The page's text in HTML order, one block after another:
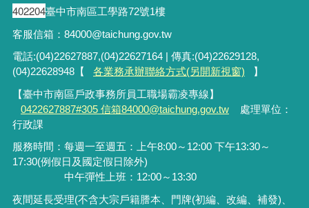
402204臺中市南區工學路72號1樓
客服信箱：84000@taichung.gov.tw
電話:(04)22627887,(04)22627164 | 傳真:(04)22629128,
(04)22628948【
各業務承辦聯絡方式(另開新視窗)
】
【臺中市南區戶政事務所員工職場霸凌專線】
0422627887#305 信箱84000@taichung.gov.tw
處理單位：
行政課
服務時間：每週一至週五：上午8:00～12:00 下午13:30～
17:30(例假日及國定假日除外)
中午彈性上班：12:00～13:30
夜間延長受理(不含大宗戶籍謄本、門牌(初編、改編、補發)